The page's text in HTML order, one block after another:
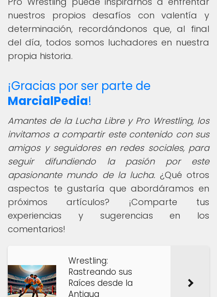
nuestros propios desafíos con valentía y
determinación, recordándonos que, al final
del día, todos somos luchadores en nuestra
propia historia.
¡Gracias por ser parte de
MarcialPedia!
Amantes de la Lucha Libre y Pro Wrestling, los
invitamos a compartir este contenido con sus
amigos y seguidores en redes sociales, para
seguir difundiendo la pasión por este
apasionante mundo de la lucha. ¿Qué otros
aspectos te gustaría que abordáramos en
próximos artículos? ¡Comparte tus
experiencias y sugerencias en los
comentarios!
Wrestling:
Rastreando sus
Raíces desde la
Antigua